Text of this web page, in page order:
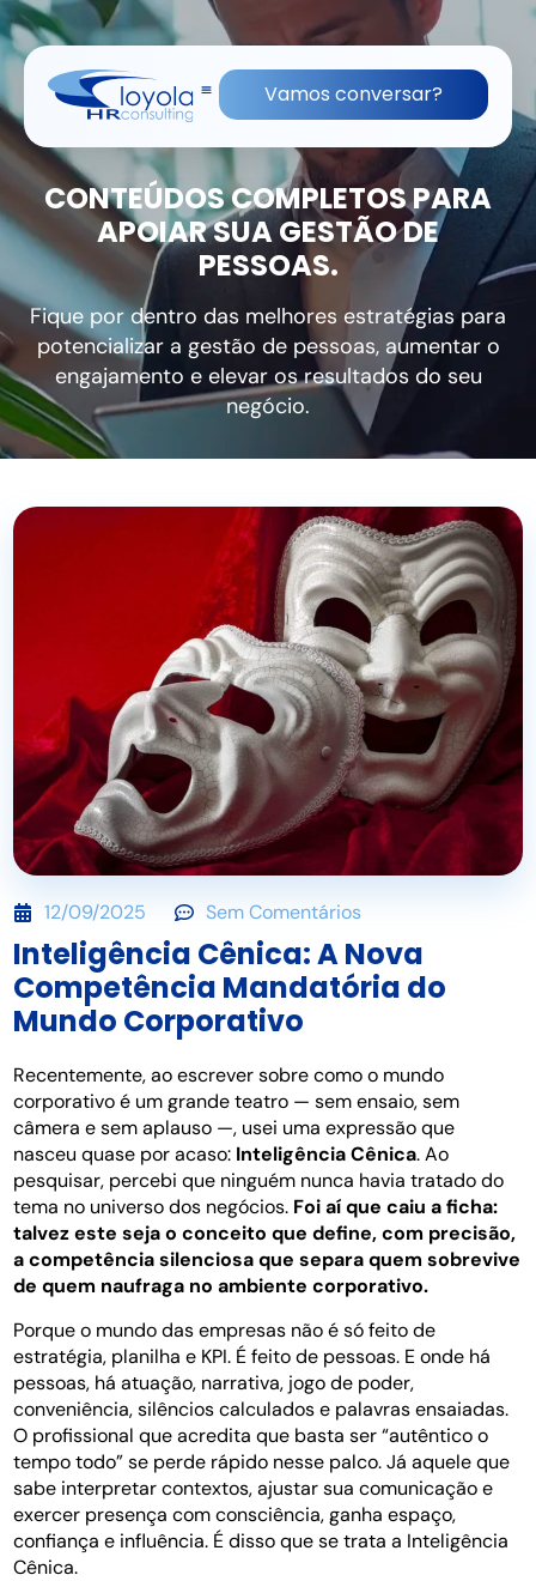
(11) 91836-0813 contato@lhrc.com.br
Vamos conversar?
CONTEÚDOS COMPLETOS PARA
APOIAR SUA GESTÃO DE
PESSOAS.
Fique por dentro das melhores estratégias para
potencializar a gestão de pessoas, aumentar o
engajamento e elevar os resultados do seu
negócio.
12/09/2025 Sem Comentários
Inteligência Cênica: A Nova
Competência Mandatória do
Mundo Corporativo
Recentemente, ao escrever sobre como o mundo
corporativo é um grande teatro — sem ensaio, sem
câmera e sem aplauso —, usei uma expressão que
nasceu quase por acaso: Inteligência Cênica. Ao
pesquisar, percebi que ninguém nunca havia tratado do
tema no universo dos negócios. Foi aí que caiu a ficha:
talvez este seja o conceito que define, com precisão,
a competência silenciosa que separa quem sobrevive
de quem naufraga no ambiente corporativo.
Porque o mundo das empresas não é só feito de
estratégia, planilha e KPI. É feito de pessoas. E onde há
pessoas, há atuação, narrativa, jogo de poder,
conveniência, silêncios calculados e palavras ensaiadas.
O profissional que acredita que basta ser “autêntico o
tempo todo” se perde rápido nesse palco. Já aquele que
sabe interpretar contextos, ajustar sua comunicação e
exercer presença com consciência, ganha espaço,
confiança e influência. É disso que se trata a Inteligência
Cênica.